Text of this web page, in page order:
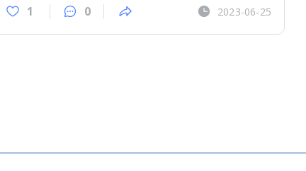
1 0 2023-06-25